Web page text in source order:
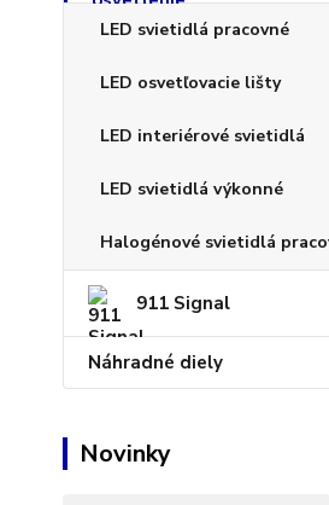
LED svietidlá pracovné
LED osvetľovacie lišty
LED interiérové svietidlá
LED svietidlá výkonné
Halogénové svietidlá
911 Signal
Náhradné diely
Novinky